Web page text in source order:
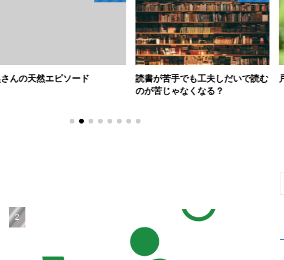
読書が苦手でも工夫しだいで読む
戸締り